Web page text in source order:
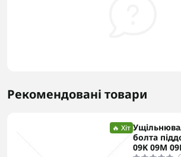
Рекомендовані товари
🔥 Хіт
болта
09K 09M